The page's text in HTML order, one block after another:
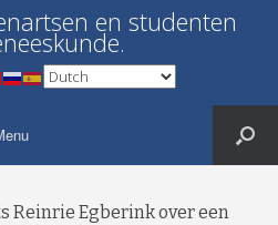
en studenten
Reinrie Egberink over een